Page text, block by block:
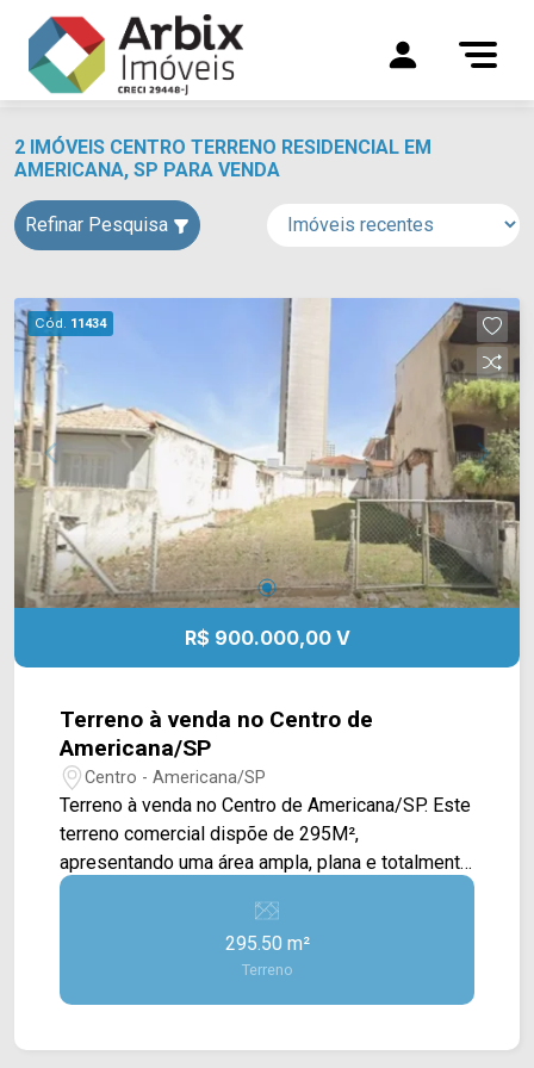
2 IMÓVEIS CENTRO TERRENO RESIDENCIAL EM
AMERICANA, SP PARA VENDA
Refinar Pesquisa
Cód. 11434
R$ 900.000,00 V
Terreno à venda no Centro de
Americana/SP
Centro - Americana/SP
Terreno à venda no Centro de Americana/SP. Este
terreno comercial dispõe de 295M²,
apresentando uma área ampla, plana e totalmente
cercada, o que proporciona segurança e
praticidade imediata para diferentes tipos de
acesso e está inserido em um entorno já
consolidado por construções, fator que valoriza o
295.50 m²
Terreno